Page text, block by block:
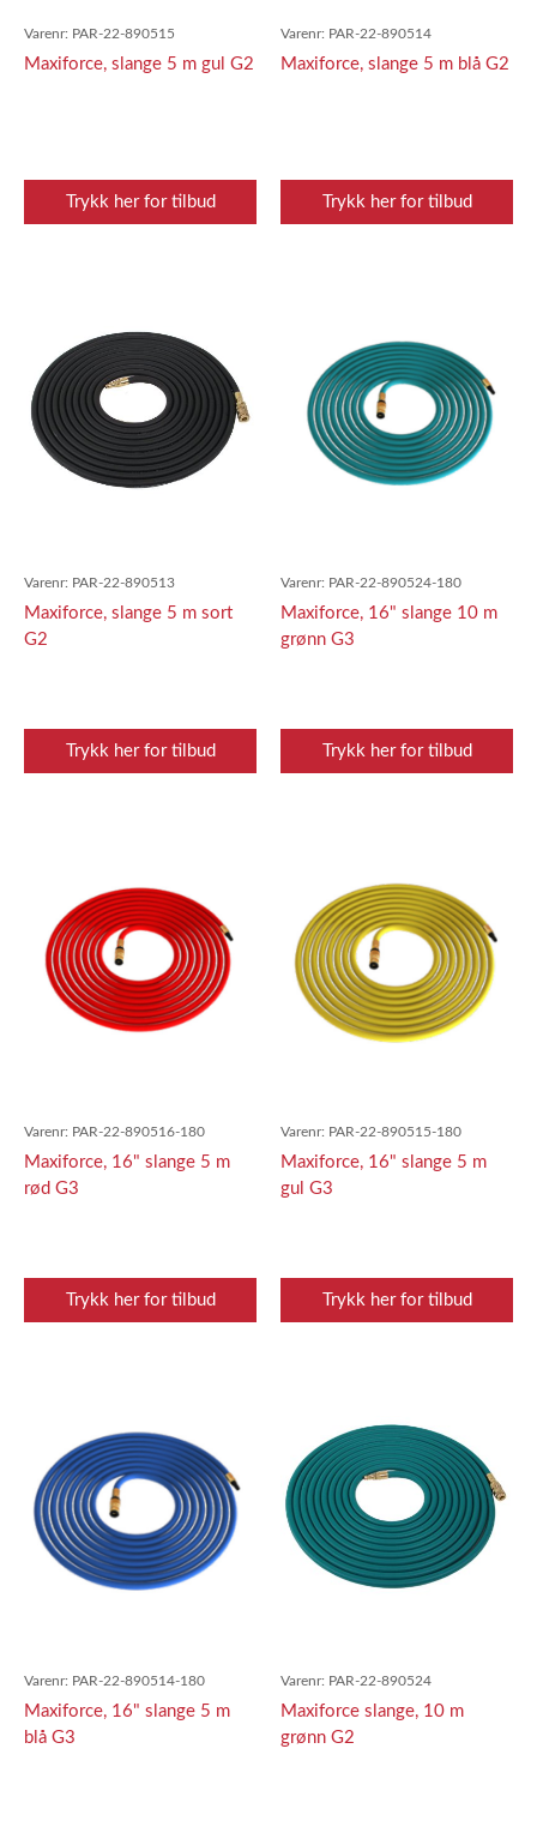
Varenr: PAR-22-890515
Maxiforce, slange 5 m gul G2
Trykk her for tilbud
Varenr: PAR-22-890514
Maxiforce, slange 5 m blå G2
Trykk her for tilbud
Varenr: PAR-22-890513
Maxiforce, slange 5 m sort
G2
Trykk her for tilbud
Varenr: PAR-22-890524-180
Maxiforce, 16" slange 10 m
grønn G3
Trykk her for tilbud
Varenr: PAR-22-890516-180
Maxiforce, 16" slange 5 m
rød G3
Trykk her for tilbud
Varenr: PAR-22-890515-180
Maxiforce, 16" slange 5 m
gul G3
Trykk her for tilbud
Varenr: PAR-22-890514-180
Maxiforce, 16" slange 5 m
blå G3
Varenr: PAR-22-890524
Maxiforce slange, 10 m
grønn G2